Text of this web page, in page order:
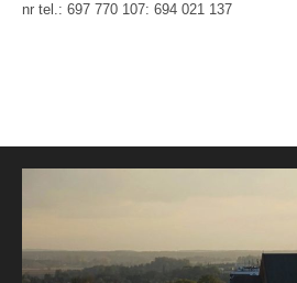
nr tel.: 697 770 107: 694 021 137